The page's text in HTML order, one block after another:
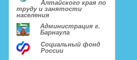
Алтайского края по
труду и занятости
населения
Администрация г.
Барнаула
Социальный фонд
России